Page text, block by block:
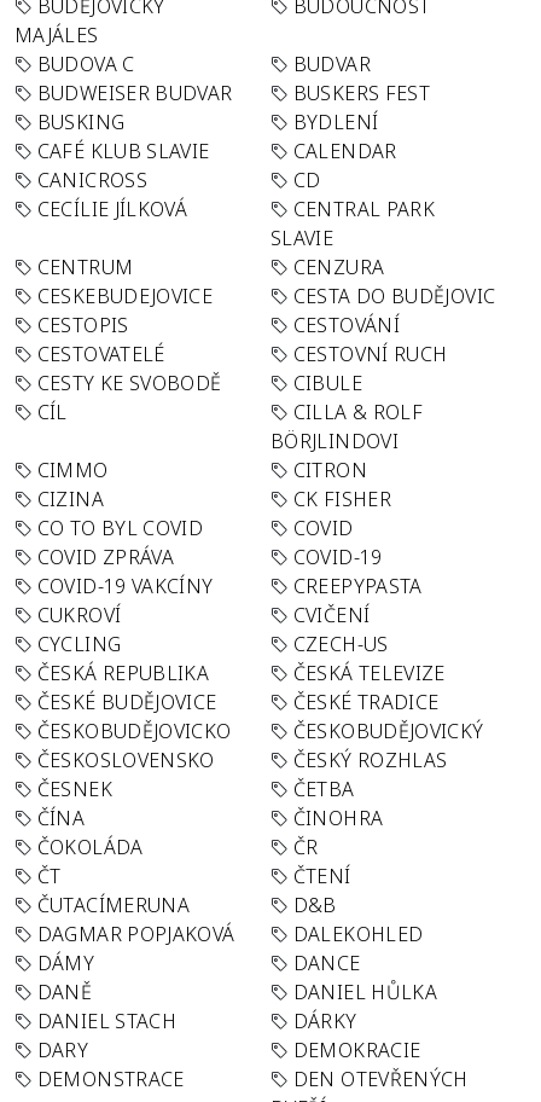
BUDĚJOVICKÝ
MAJÁLES
BUDOUCNOST
BUDOVA C
BUDVAR
BUDWEISER BUDVAR
BUSKERS FEST
BUSKING
BYDLENÍ
CAFÉ KLUB SLAVIE
CALENDAR
CANICROSS
CD
CECÍLIE JÍLKOVÁ
CENTRAL PARK
SLAVIE
CENTRUM
CENZURA
CESKEBUDEJOVICE
CESTA DO BUDĚJOVIC
CESTOPIS
CESTOVÁNÍ
CESTOVATELÉ
CESTOVNÍ RUCH
CESTY KE SVOBODĚ
CIBULE
CÍL
CILLA & ROLF
BÖRJLINDOVI
CIMMO
CITRON
CIZINA
CK FISHER
CO TO BYL COVID
COVID
COVID ZPRÁVA
COVID-19
COVID-19 VAKCÍNY
CREEPYPASTA
CUKROVÍ
CVIČENÍ
CYCLING
CZECH-US
ČESKÁ REPUBLIKA
ČESKÁ TELEVIZE
ČESKÉ BUDĚJOVICE
ČESKÉ TRADICE
ČESKOBUDĚJOVICKO
ČESKOBUDĚJOVICKÝ
ČESKOSLOVENSKO
ČESKÝ ROZHLAS
ČESNEK
ČETBA
ČÍNA
ČINOHRA
ČOKOLÁDA
ČR
ČT
ČTENÍ
ČUTACÍMERUNA
D&B
DAGMAR POPJAKOVÁ
DALEKOHLED
DÁMY
DANCE
DANĚ
DANIEL HŮLKA
DANIEL STACH
DÁRKY
DARY
DEMOKRACIE
DEMONSTRACE
DEN OTEVŘENÝCH